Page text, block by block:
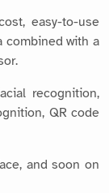
easy-to-use
combined with a
recognition,
QR code
and soon on